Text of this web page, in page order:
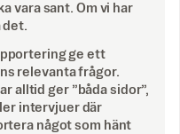
vara sant. Om vi har
det.
ge ett
relevanta frågor.
alltid ger ”båda sidor”,
intervjuer där
något som hänt